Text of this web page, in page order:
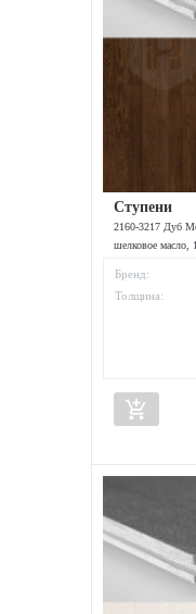
Ступени
2160-3217 Дуб
шелковое
Бренд:
Толщина:
add_shopping_cart